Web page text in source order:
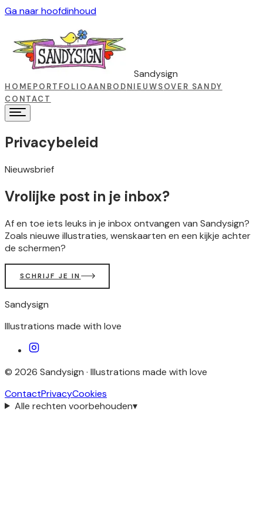
Ga naar hoofdinhoud
Sandysign
HOME PORTFOLIOAANBODNIEUWSOVER SANDY
CONTACT
Privacybeleid
Nieuwsbrief
Vrolijke post in je inbox?
Af en toe iets leuks in je inbox ontvangen van Sandysign?
Zoals nieuwe illustraties, wenskaarten en een kijkje achter
de schermen?
SCHRIJF JE IN
Sandysign
Illustrations made with love
© 2026 Sandysign · Illustrations made with love
ContactPrivacyCookies
Alle rechten voorbehouden▾